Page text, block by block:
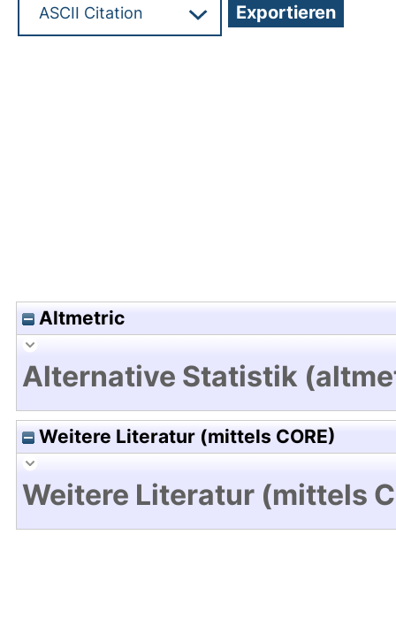
Altmetric
Alternative Statistik
Weitere Literatur (mittels CORE)
Weitere Literatur (mittels